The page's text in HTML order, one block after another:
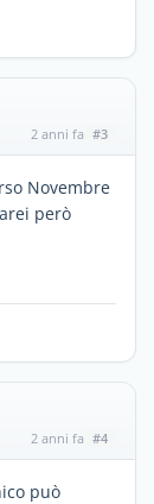
2 anni fa #3
Novembre
però
2 anni fa #4
può